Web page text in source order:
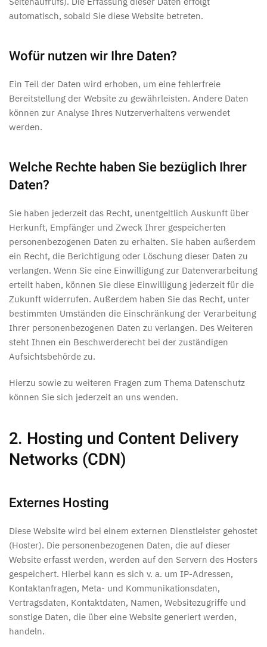
automatisch, sobald Sie diese Website betreten.
Wofür nutzen wir Ihre Daten?
Ein Teil der Daten wird erhoben, um eine fehlerfreie
Bereitstellung der Website zu gewährleisten. Andere Daten
können zur Analyse Ihres Nutzerverhaltens verwendet
werden.
Welche Rechte haben Sie bezüglich Ihrer
Daten?
Sie haben jederzeit das Recht, unentgeltlich Auskunft über
Herkunft, Empfänger und Zweck Ihrer gespeicherten
personenbezogenen Daten zu erhalten. Sie haben außerdem
ein Recht, die Berichtigung oder Löschung dieser Daten zu
verlangen. Wenn Sie eine Einwilligung zur Datenverarbeitung
erteilt haben, können Sie diese Einwilligung jederzeit für die
Zukunft widerrufen. Außerdem haben Sie das Recht, unter
bestimmten Umständen die Einschränkung der Verarbeitung
Ihrer personenbezogenen Daten zu verlangen. Des Weiteren
steht Ihnen ein Beschwerderecht bei der zuständigen
Aufsichtsbehörde zu.
Hierzu sowie zu weiteren Fragen zum Thema Datenschutz
können Sie sich jederzeit an uns wenden.
2. Hosting und Content Delivery
Networks (CDN)
Externes Hosting
Diese Website wird bei einem externen Dienstleister gehostet
(Hoster). Die personenbezogenen Daten, die auf dieser
Website erfasst werden, werden auf den Servern des Hosters
gespeichert. Hierbei kann es sich v. a. um IP-Adressen,
Kontaktanfragen, Meta- und Kommunikationsdaten,
Vertragsdaten, Kontaktdaten, Namen, Websitezugriffe und
sonstige Daten, die über eine Website generiert werden,
handeln.